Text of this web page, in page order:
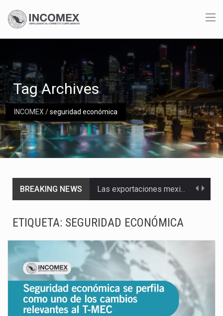
INCOMEX/seguridad económica
Tag Archives
BREAKING NEWS Las exportaciones mexicanas de vehículos ligeros disminuyeron 9.67 % en julio a tasa anual, alcanzando…
Solo el 17.8 % de las empresas en México se considera totalmente preparada para la…
Ante la suspensión temporal de las inspecciones sanitarias del Departamento de Agricultura de Estados Unidos…
Los créditos fiscales determinados a empresas IMMEX rara vez nacen de una interpretación equivocada de…
ETIQUETA: SEGURIDAD ECONÓMICA